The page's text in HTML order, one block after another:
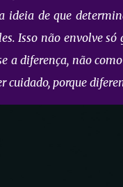
ideia de que
Isso não envolve só
a diferença, não
cuidado, porque